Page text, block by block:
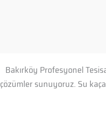
Bakırköy Profesyonel
çözümler sunuyoruz. Su